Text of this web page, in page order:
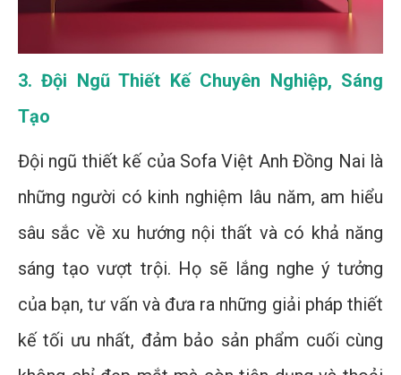
3. Đội Ngũ Thiết Kế Chuyên Nghiệp, Sáng
Tạo
Đội ngũ thiết kế của Sofa Việt Anh Đồng Nai là
những người có kinh nghiệm lâu năm, am hiểu
sâu sắc về xu hướng nội thất và có khả năng
sáng tạo vượt trội. Họ sẽ lắng nghe ý tưởng
của bạn, tư vấn và đưa ra những giải pháp thiết
kế tối ưu nhất, đảm bảo sản phẩm cuối cùng